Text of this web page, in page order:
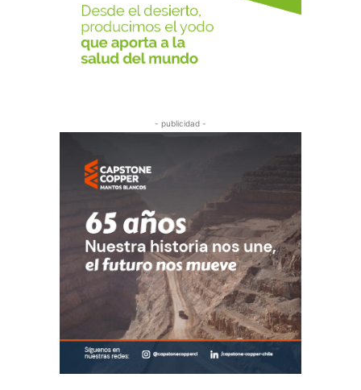
- publicidad -